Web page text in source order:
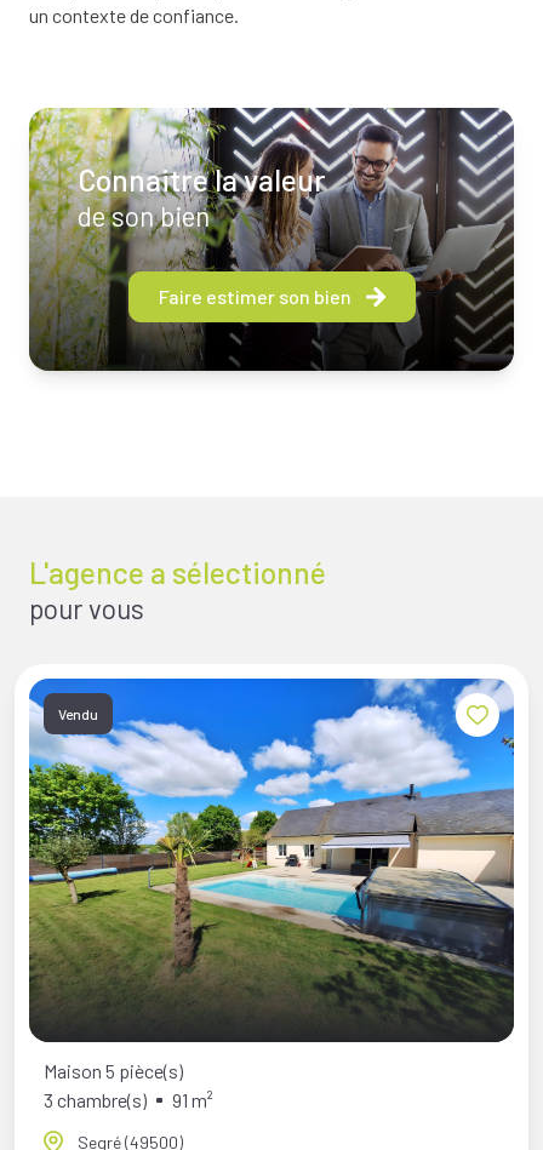
Connaitre la valeur
de son bien
Faire estimer son bien
un contexte de confiance.
L'agence a sélectionné
pour vous
Vendu
Maison 5 pièce(s)
3 chambre(s)
91 m²
Segré (49500)